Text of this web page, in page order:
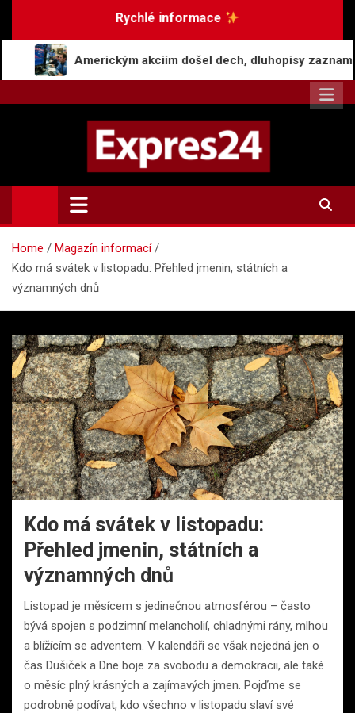
content
Rychlé informace
akciím došel dech, dluhopisy zaznamenaly pokles v
Expres24.cz
Rychlé zprávy po celý den
Home
Magazín informací
Kdo má svátek v listopadu: Přehled jmenin, státních a
významných dnů
Kdo má svátek v listopadu:
Přehled jmenin, státních a
významných dnů
Listopad je měsícem s jedinečnou atmosférou – často
bývá spojen s podzimní melancholií, chladnými rány, mlhou
a blížícím se adventem. V kalendáři se však nejedná jen o
čas Dušiček a Dne boje za svobodu a demokracii, ale také
o měsíc plný krásných a zajímavých jmen. Pojďme se
podrobně podívat, kdo všechno v listopadu slaví své